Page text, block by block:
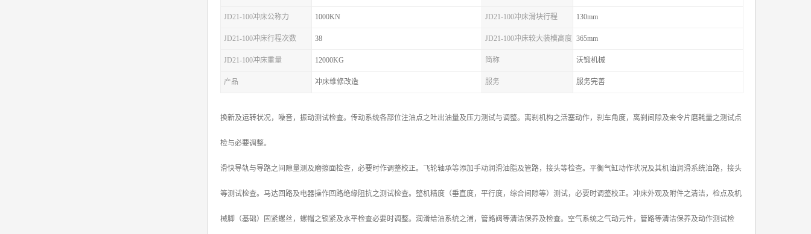
JD21-100冲床公称力 1000KN JD21-100冲床滑块行程 130mm
JD21-100冲床行程次数 38 JD21-100冲床较大装模高度 365mm
JD21-100冲床重量 12000KG 简称 沃锻机械
产品 冲床维修改造 服务 服务完善
换新及运转状况，噪音，振动测试检查。传动系统各部位注油点之吐出油量及压力测试与调整。离刹机构之活塞动作，刹车角度，离刹间隙及来令片磨耗量之测试点
检与必要调整。
滑快导轨与导路之间隙量测及磨擦面检查，必要时作调整校正。飞轮轴承等添加手动润滑油脂及管路，接头等检查。平衡气缸动作状况及其机油润滑系统油路，接头
等测试检查。马达回路及电器操作回路绝缘阻抗之测试检查。整机精度（垂直度，平行度，综合间隙等）测试，必要时调整校正。冲床外观及附件之清洁，检点及机
械脚（基础）固紧螺丝，螺帽之锁紧及水平检查必要时调整。润滑给油系统之浦，管路阀等清洁保养及检查。空气系统之气动元件，管路等清洁保养及动作测试检